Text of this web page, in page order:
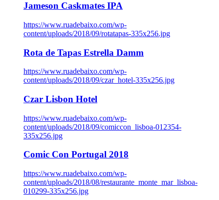
Jameson Caskmates IPA
https://www.ruadebaixo.com/wp-
content/uploads/2018/09/rotatapas-335x256.jpg
Rota de Tapas Estrella Damm
https://www.ruadebaixo.com/wp-
content/uploads/2018/09/czar_hotel-335x256.jpg
Czar Lisbon Hotel
https://www.ruadebaixo.com/wp-
content/uploads/2018/09/comiccon_lisboa-012354-
335x256.jpg
Comic Con Portugal 2018
https://www.ruadebaixo.com/wp-
content/uploads/2018/08/restaurante_monte_mar_lisboa-
010299-335x256.jpg